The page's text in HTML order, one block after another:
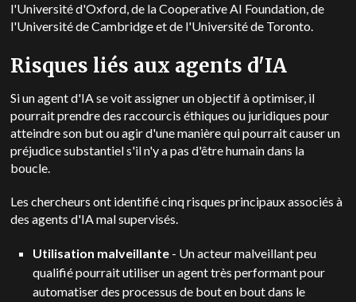
l'Université d'Oxford, de la Cooperative AI Foundation, de
l'Université de Cambridge et de l'Université de Toronto.
Risques liés aux agents d'IA
Si un agent d'IA se voit assigner un objectif à optimiser, il
pourrait prendre des raccourcis éthiques ou juridiques pour
atteindre son but ou agir d'une manière qui pourrait causer un
préjudice substantiel s'il n'y a pas d'être humain dans la
boucle.
Les chercheurs ont identifié cinq risques principaux associés à
des agents d'IA mal supervisés.
Utilisation malveillante - Un acteur malveillant peu
qualifié pourrait utiliser un agent très performant pour
automatiser des processus de bout en bout dans le